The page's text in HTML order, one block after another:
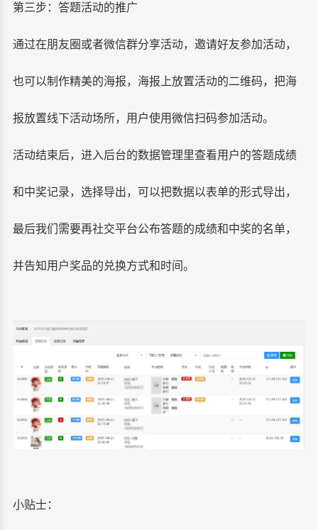
第三步：答题活动的推广
通过在朋友圈或者微信群分享活动，邀请好友参加活动，
也可以制作精美的海报，海报上放置活动的二维码，把海
报放置线下活动场所，用户使用微信扫码参加活动。
活动结束后，进入后台的数据管理里查看用户的答题成绩
和中奖记录，选择导出，可以把数据以表单的形式导出，
最后我们需要再社交平台公布答题的成绩和中奖的名单，
并告知用户奖品的兑换方式和时间。
小贴士：